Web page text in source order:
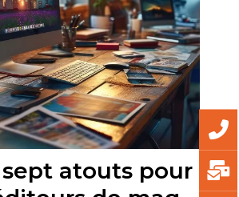
sept atouts pour